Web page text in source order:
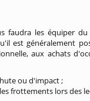
faudra les équiper
est généralement
aux achats
ou d'impact ;
frottements lors des